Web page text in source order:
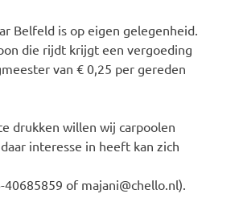
Belfeld is op eigen gelegenheid.
die rijdt krijgt een vergoeding
van € 0,25 per gereden
drukken willen wij carpoolen
interesse in heeft kan zich
40685859 of majani@chello.nl).